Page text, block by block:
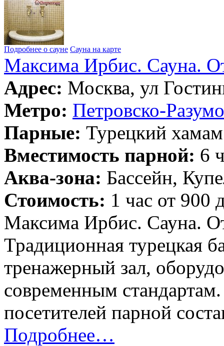
Подробнее о сауне Сауна на карте
Максима Ирбис. Сауна.
Адрес: Москва, ул
Метро: Петровско-
Парные: Турецкий хамам
Вместимость парной: 6
Аква-зона: Бассейн,
Стоимость: 1 час от 900
Максима Ирбис. Сауна.
Традиционная турецкая
тренажерный зал,
современным
посетителей парной
Подробнее…